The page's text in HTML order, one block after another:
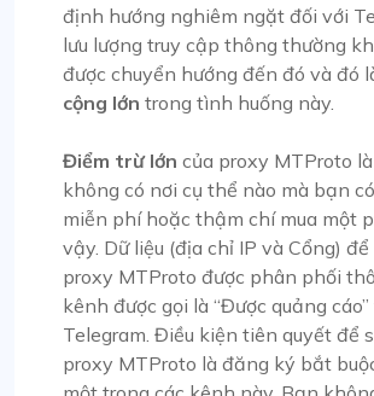
định hướng nghiêm ngặt đối với
lưu lượng truy cập thông thường
được chuyển hướng đến đó và đó
cộng lớn trong tình huống này.
Điểm trừ lớn của proxy MTProto
không có nơi cụ thể nào mà bạn
miễn phí hoặc thậm chí mua một
vậy. Dữ liệu (địa chỉ IP và Cổng)
proxy MTProto được phân phối
kênh được gọi là “Được quảng
Telegram. Điều kiện tiên quyết để
proxy MTProto là đăng ký bắt